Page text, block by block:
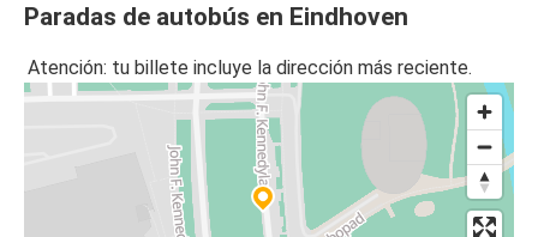
Paradas de autobús en Eindhoven
Atención: tu billete incluye la dirección más reciente.